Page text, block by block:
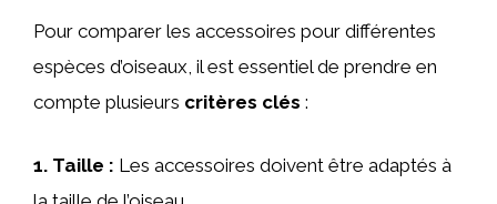
Pour comparer les accessoires pour différentes
espèces d’oiseaux, il est essentiel de prendre en
compte plusieurs critères clés :
1. Taille : Les accessoires doivent être adaptés à